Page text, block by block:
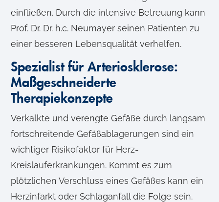
einfließen. Durch die intensive Betreuung kann
Prof. Dr. Dr. h.c. Neumayer seinen Patienten zu
einer besseren Lebensqualität verhelfen.
Spezialist für Arteriosklerose:
Maßgeschneiderte
Therapiekonzepte
Verkalkte und verengte Gefäße durch langsam
fortschreitende Gefäßablagerungen sind ein
wichtiger Risikofaktor für Herz-
Kreislauferkrankungen. Kommt es zum
plötzlichen Verschluss eines Gefäßes kann ein
Herzinfarkt oder Schlaganfall die Folge sein.